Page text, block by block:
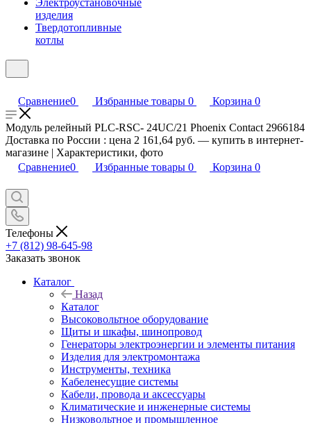
Электроустановочные
изделия
Твердотопливные
котлы
Сравнение0 Избранные товары 0 Корзина 0
Модуль релейный PLC-RSC- 24UC/21 Phoenix Contact 2966184
Доставка по России : цена 2 161,64 руб. — купить в интернет-
магазине | Характеристики, фото
Сравнение0 Избранные товары 0 Корзина 0
Телефоны
+7 (812) 98-645-98
Заказать звонок
Каталог
Назад
Каталог
Высоковольтное оборудование
Щиты и шкафы, шинопровод
Генераторы электроэнергии и элементы питания
Изделия для электромонтажа
Инструменты, техника
Кабеленесущие системы
Кабели, провода и аксессуары
Климатические и инженерные системы
Низковольтное и промышленное